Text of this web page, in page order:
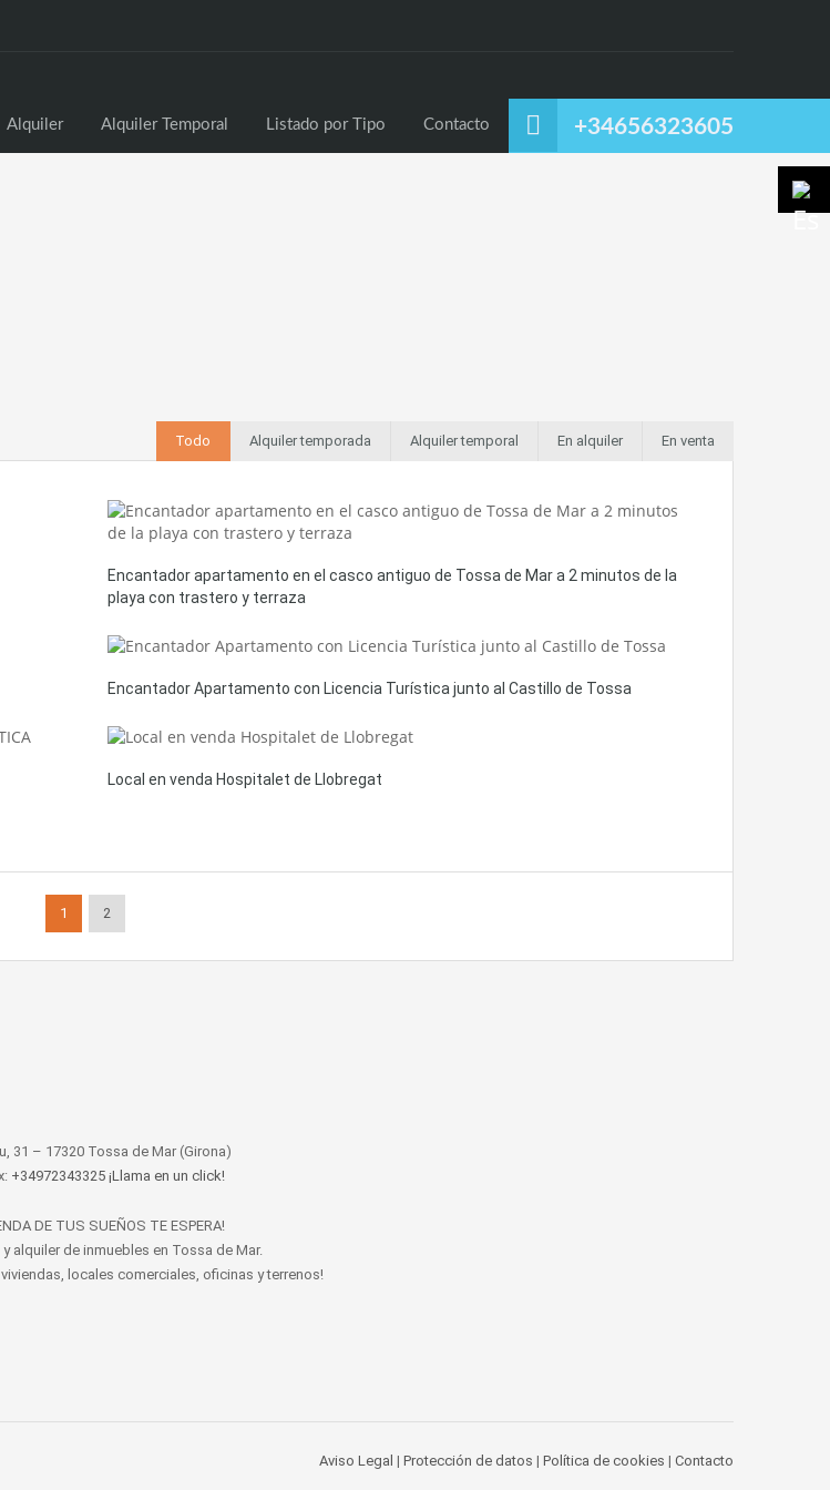
+34656323605
Alquiler Alquiler Temporal Listado por Tipo Contacto
Todo Alquiler temporada Alquiler temporal En alquiler En venta
Encantador apartamento en el casco antiguo de Tossa de Mar a 2 minutos de la
playa con trastero y terraza
Encantador Apartamento con Licencia Turística junto al Castillo de Tossa
Local en venda Hospitalet de Llobregat
1 2
31 – 17320 Tossa de Mar (Girona)
+34972343325 ¡Llama en un click!
DE TUS SUEÑOS TE ESPERA!
alquiler de inmuebles en Tossa de Mar.
locales comerciales, oficinas y terrenos!
Aviso Legal | Protección de datos | Política de cookies | Contacto